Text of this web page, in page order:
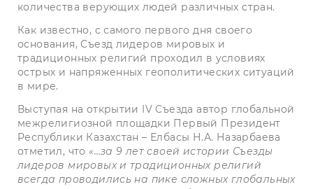
количества верующих людей различных стран.
Как известно, с самого первого дня своего
основания, Съезд лидеров мировых и
традиционных религий проходил в условиях
острых и напряженных геополитических ситуаций
в мире.
Выступая на открытии IV Съезда автор глобальной
межрелигиозной площадки Первый Президент
Республики Казахстан – Елбасы Н.А. Назарбаева
отметил, что «…за 9 лет своей истории Съезды
лидеров мировых и традиционных религий
всегда проводились на пике сложных глобальных